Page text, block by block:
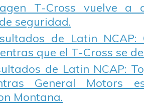
T-Cross vuelve a
seguridad.
de Latin NCAP:
que el T-Cross se
de Latin NCAP:
General Motors
Montana.